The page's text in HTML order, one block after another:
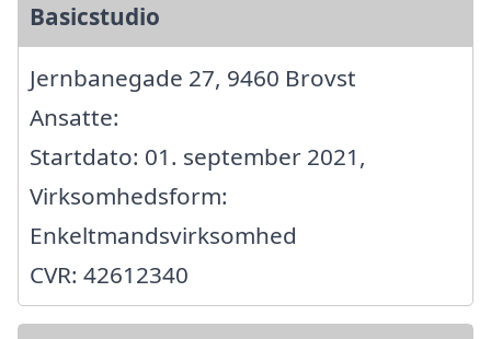
Basicstudio
Jernbanegade 27, 9460 Brovst
Ansatte:
Startdato: 01. september 2021,
Virksomhedsform:
Enkeltmandsvirksomhed
CVR: 42612340